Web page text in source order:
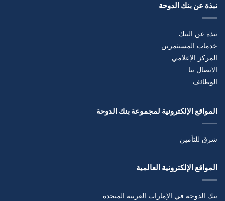
نبذة عن بنك الدوحة
نبذة عن البنك
خدمات المستثمرين
المركز الإعلامي
الاتصال بنا
الوظائف
المواقع الإلكترونية لمجموعة بنك الدوحة
شرق للتأمين
المواقع الإلكترونية العالمية
بنك الدوحة في الإمارات العربية المتحدة